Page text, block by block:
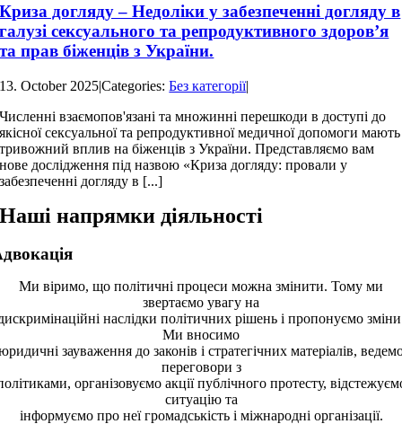
Криза догляду – Недоліки у забезпеченні догляду в
галузі сексуального та репродуктивного здоров’я
та прав біженців з України.
13. October 2025|Categories:Без категорії|
Численні взаємопов'язані та множинні перешкоди в доступі до
якісної сексуальної та репродуктивної медичної допомоги мають
тривожний вплив на біженців з України. Представляємо вам
нове дослідження під назвою «Криза догляду: провали у
забезпеченні догляду в [...]
Наші напрямки діяльності
Ми віримо, що політичні процеси можна змінити. Тому ми
звертаємо увагу на
наслідки політичних рішень і пропонуємо
Ми вносимо
зауваження до законів і стратегічних матеріалів,
переговори з
організовуємо акції публічного протесту,
ситуацію та
інформуємо про неї громадськість і міжнародні організації.